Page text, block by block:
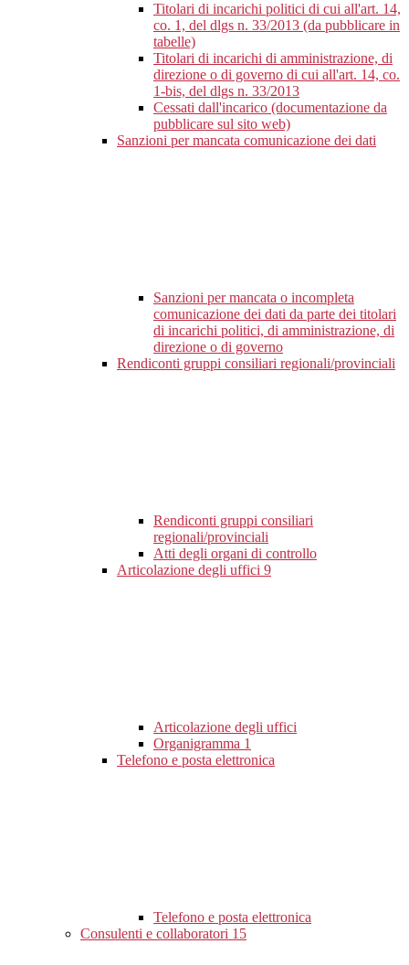
Titolari di incarichi politici di cui all'art. 14,
co. 1, del dlgs n. 33/2013 (da pubblicare in
tabelle)
Titolari di incarichi di amministrazione, di
direzione o di governo di cui all'art. 14, co.
1-bis, del dlgs n. 33/2013
Cessati dall'incarico (documentazione da
pubblicare sul sito web)
Sanzioni per mancata comunicazione dei dati
Sanzioni per mancata o incompleta
comunicazione dei dati da parte dei titolari
di incarichi politici, di amministrazione, di
direzione o di governo
Rendiconti gruppi consiliari regionali/provinciali
Rendiconti gruppi consiliari
regionali/provinciali
Atti degli organi di controllo
Articolazione degli uffici 9
Articolazione degli uffici
Organigramma 1
Telefono e posta elettronica
Telefono e posta elettronica
Consulenti e collaboratori 15